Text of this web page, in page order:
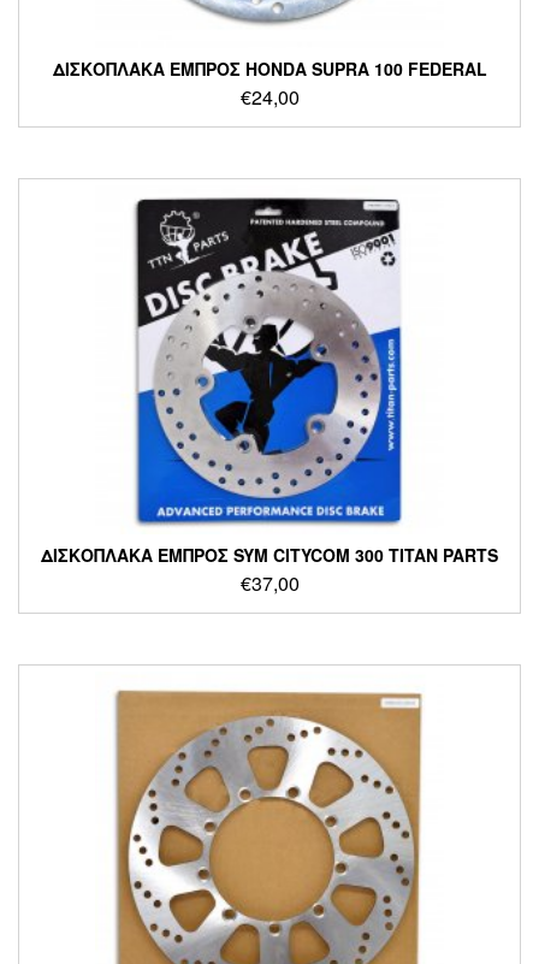
ΔΙΣΚΟΠΛΑΚΑ ΕΜΠΡΟΣ HONDA SUPRA 100 FEDERAL
€24,00
ΔΙΣΚΟΠΛΑΚΑ ΕΜΠΡΟΣ SYM CITYCOM 300 TITAN PARTS
€37,00